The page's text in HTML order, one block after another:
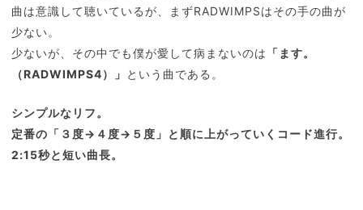
曲は意識して聴いているが、まずRADWIMPSはその手の曲が
少ない。
少ないが、その中でも僕が愛して病まないのは 「ます。
（RADWIMPS4）」 という曲である。
シンプルなリフ。
定番の「３度→４度→５度」と順に上がっていくコード進行。
2:15秒と短い曲長。